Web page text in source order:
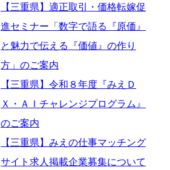
【三重県】適正取引・価格転嫁促
進セミナー「数字で語る『原価』
と魅力で伝える『価値』の作り
方」のご案内
【三重県】令和８年度『みえＤ
Ｘ・ＡＩチャレンジプログラム』
のご案内
【三重県】みえの仕事マッチング
サイト求人掲載企業募集について